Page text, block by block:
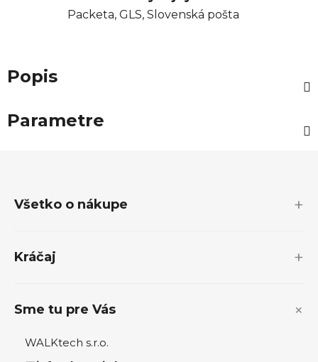
Packeta, GLS, Slovenská pošta
Popis
Parametre
Všetko o nákupe
Kráčaj
Sme tu pre Vás
WALKtech s.r.o.